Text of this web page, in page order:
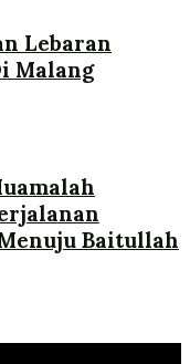
Lebaran
Malang
Baitullah